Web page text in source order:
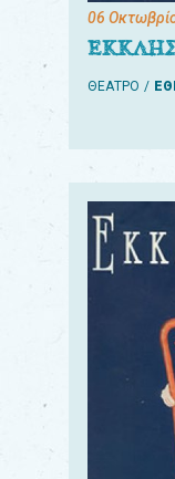
06
ΘΕΑΤΡΟ